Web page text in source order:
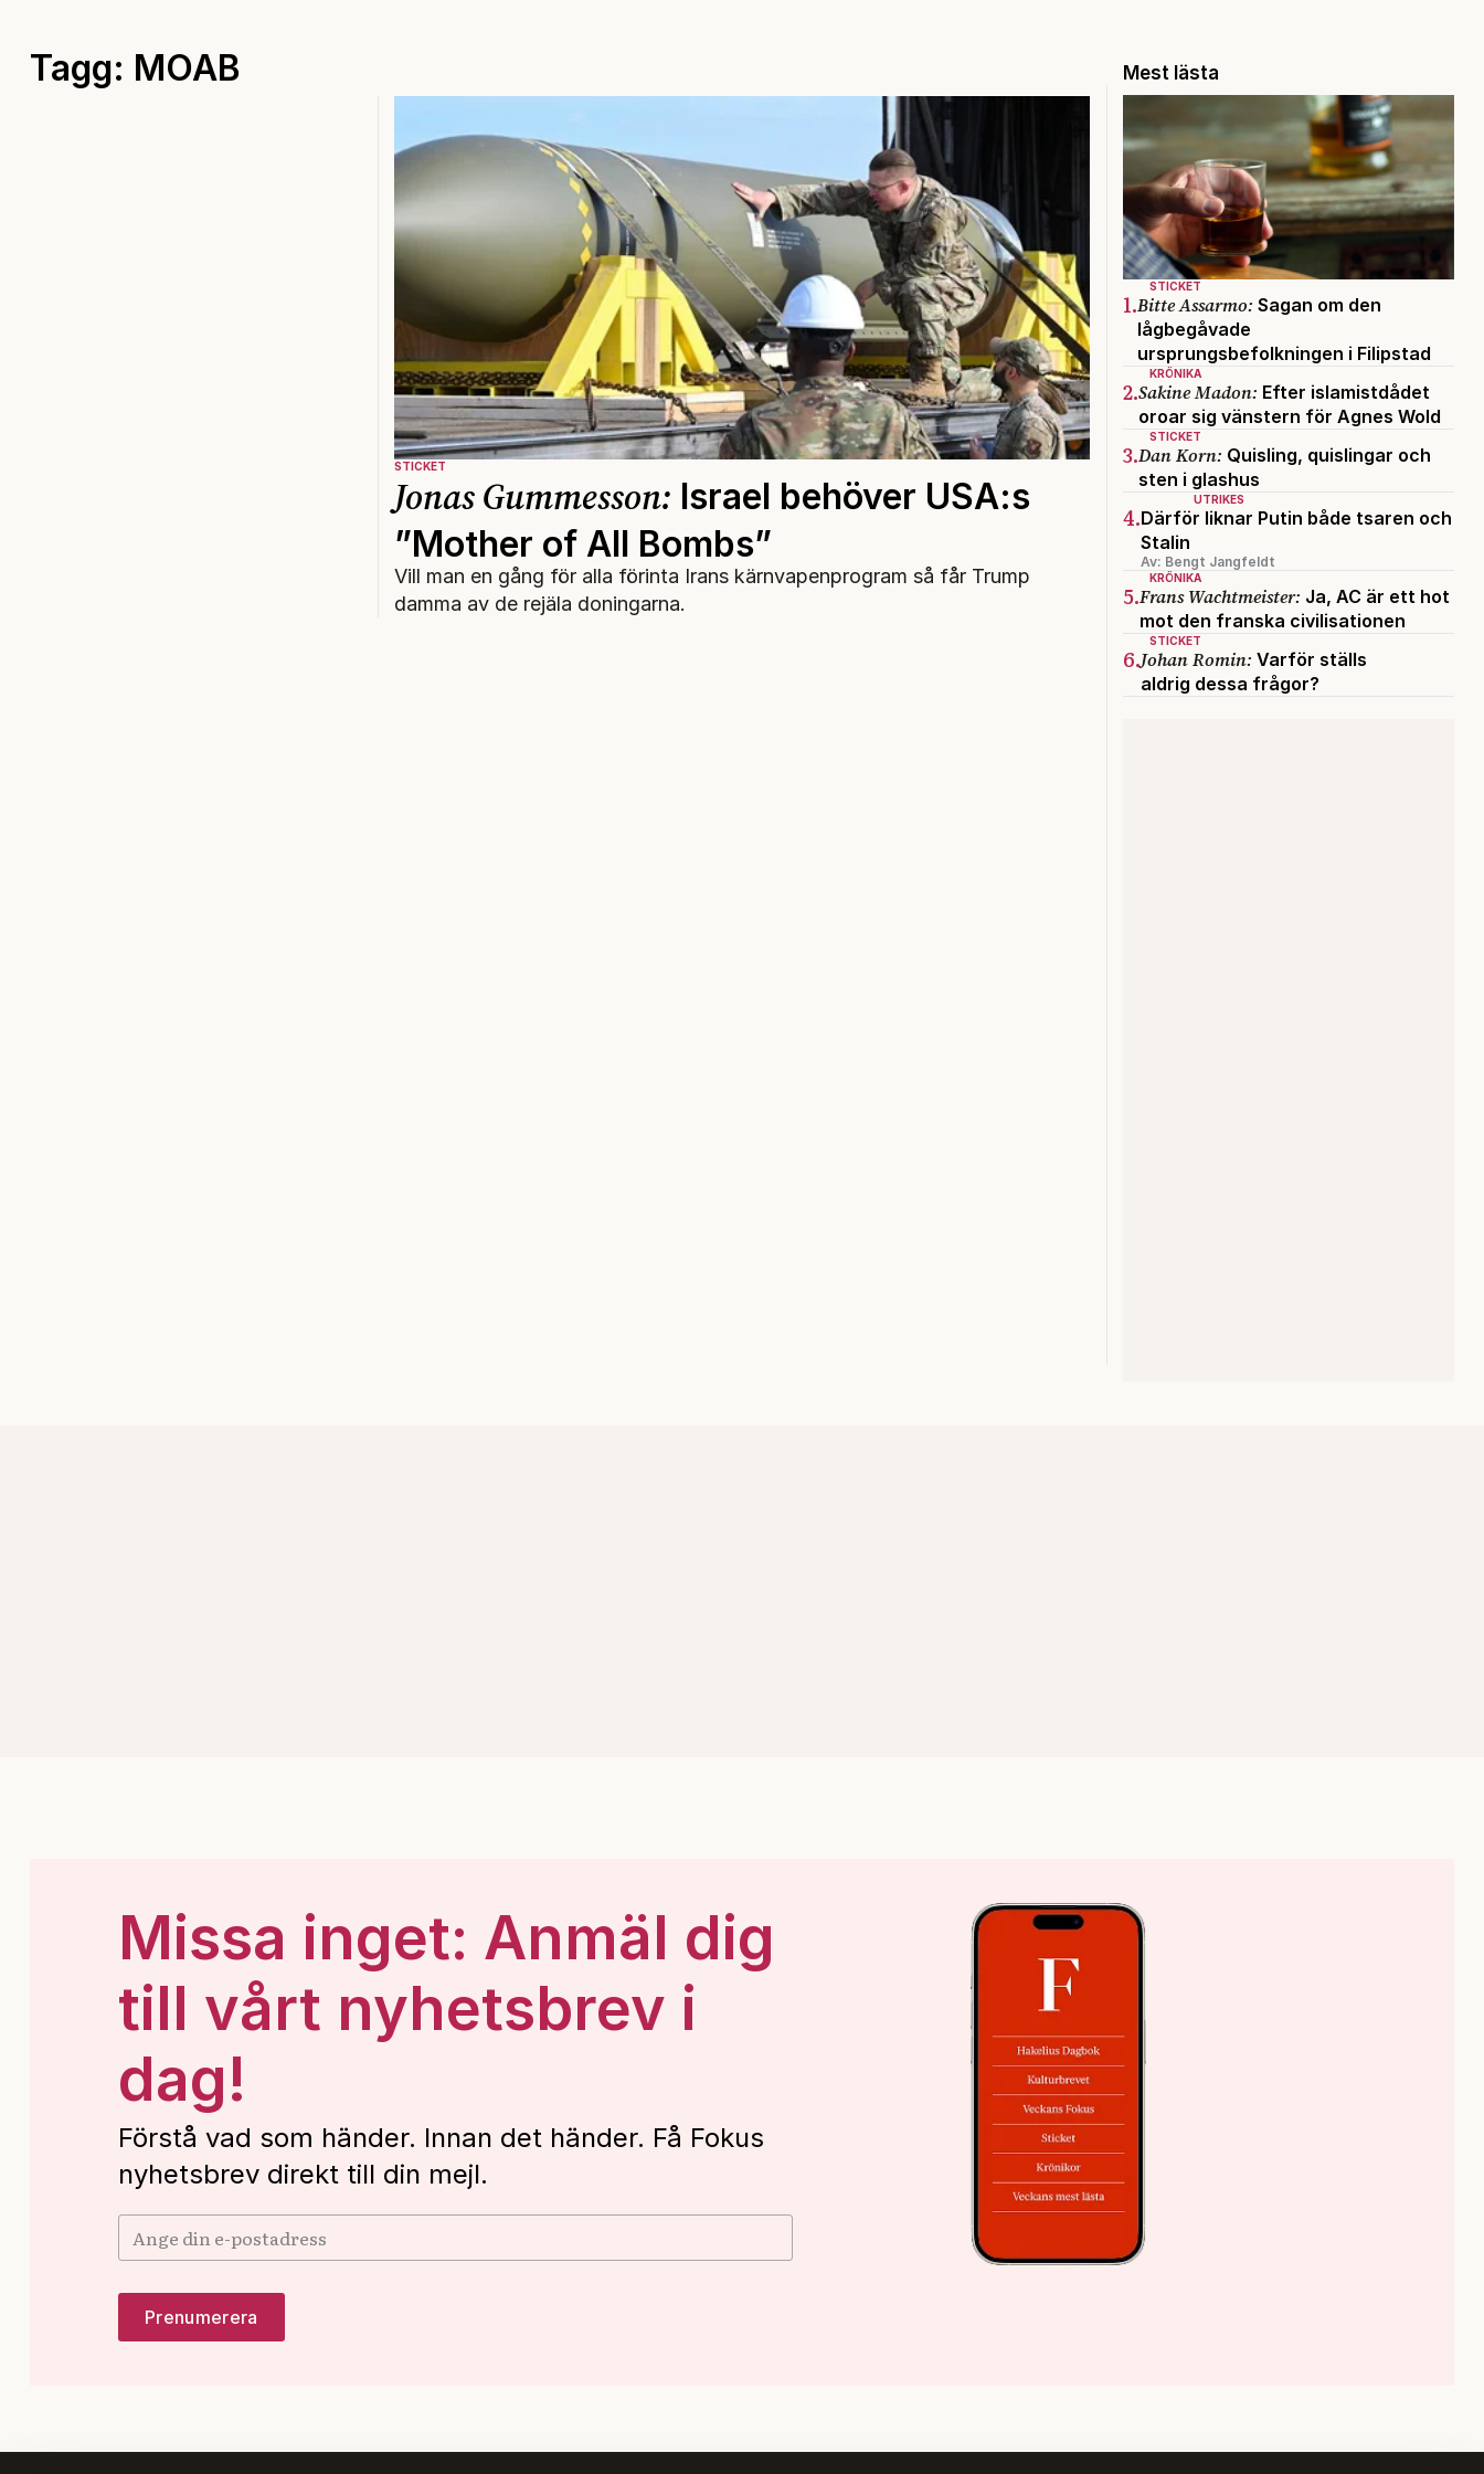
Tagg: MOAB
STICKET
Jonas Gummesson: Israel behöver USA:s
”Mother of All Bombs”
Vill man en gång för alla förinta Irans kärnvapenprogram så får Trump
damma av de rejäla doningarna.
Mest lästa
STICKET
1.Bitte Assarmo: Sagan om den
lågbegåvade
ursprungsbefolkningen i Filipstad
KRÖNIKA
2.Sakine Madon: Efter islamistdådet
oroar sig vänstern för Agnes Wold
STICKET
3.Dan Korn: Quisling, quislingar och
sten i glashus
UTRIKES
4.Därför liknar Putin både tsaren och
Stalin
Av: Bengt Jangfeldt
KRÖNIKA
5.Frans Wachtmeister: Ja, AC är ett hot
mot den franska civilisationen
STICKET
6.Johan Romin: Varför ställs
aldrig dessa frågor?
Missa inget: Anmäl dig
till vårt nyhetsbrev i
dag!
Förstå vad som händer. Innan det händer. Få Fokus
nyhetsbrev direkt till din mejl.